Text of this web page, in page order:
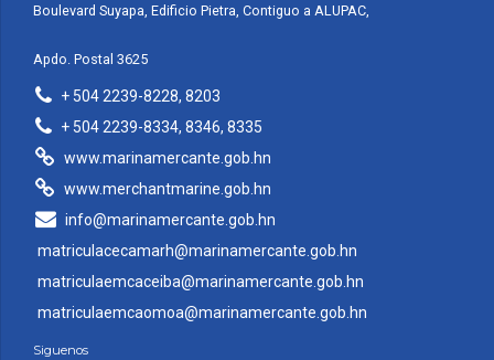
Boulevard Suyapa, Edificio Pietra, Contiguo a ALUPAC,
Apdo. Postal 3625
+ 504 2239-8228, 8203
+ 504 2239-8334, 8346, 8335
www.marinamercante.gob.hn
www.merchantmarine.gob.hn
info@marinamercante.gob.hn
matriculacecamarh@marinamercante.gob.hn
matriculaemcaceiba@marinamercante.gob.hn
matriculaemcaomoa@marinamercante.gob.hn
Siguenos